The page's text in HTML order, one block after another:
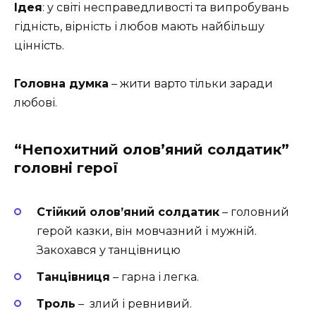
Ідея: у світі несправедливості та випробувань
гідність, вірність і любов мають найбільшу
цінність.
Головна думка – жити варто тільки заради
любові.
“Непохитний олов’яний солдатик”
головні герої
Стійкий олов’яний солдатик – головний
герой казки, він мовчазний і мужній.
Закохався у танцівницю
Танцівниця – гарна і легка.
Троль – злий і ревнивий.